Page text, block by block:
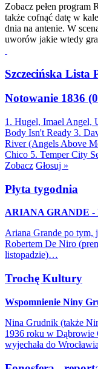
Zobacz pełen program
także cofnąć datę w
dnia na antenie. W
uworów jakie wtedy
Szczecińska Lista
Notowanie 1836
1. Hugel, Imael Angel,
Body Isn't Ready 3.
River (Angels Above
Chico 5. Temper City
Zobacz Głosuj »
Płyta tygodnia
ARIANA GRANDE -
Ariana Grande po tym,
Robertem De Niro
listopadzie)…
Trochę Kultury
Wspomnienie Niny
Nina Grudnik (także
1936 roku w Dąbrowie
wyjechała do